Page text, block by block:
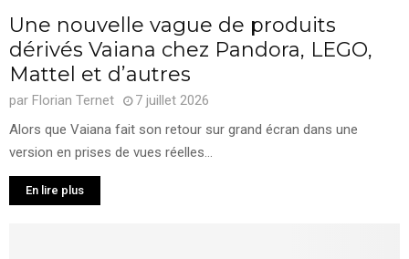
Une nouvelle vague de produits
dérivés Vaiana chez Pandora, LEGO,
Mattel et d’autres
par Florian Ternet
7 juillet 2026
Alors que Vaiana fait son retour sur grand écran dans une
version en prises de vues réelles...
En lire plus